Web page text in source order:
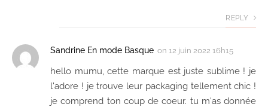
REPLY
Sandrine En mode Basque on 12 juin 2022 16h15
hello mumu, cette marque est juste sublime ! je
l'adore ! je trouve leur packaging tellement chic !
je comprend ton coup de coeur. tu m'as donnée